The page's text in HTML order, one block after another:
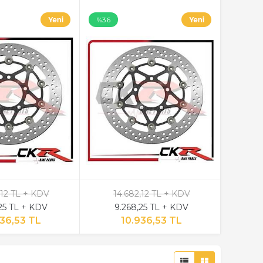
TL + KDV
TL + KDV
TL
%36
14.682,12 TL + KDV
9.268,25 TL + KDV
10.936,53 TL